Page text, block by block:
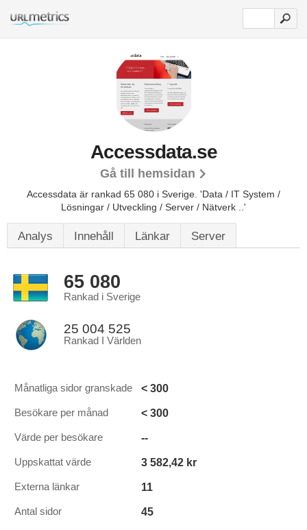
Accessdata.se
Gå till hemsidan
Accessdata är rankad 65 080 i Sverige. 'Data / IT System /
Lösningar / Utveckling / Server / Nätverk ..'
Analys Innehåll Länkar Server
65 080
Rankad i Sverige
25 004 525
Rankad I Världen
Månatliga sidor granskade < 300
Besökare per månad < 300
Värde per besökare --
Uppskattat värde 3 582,42 kr
Externa länkar 11
Antal sidor 45